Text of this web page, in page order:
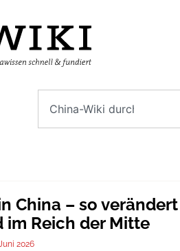
China – so
im Reich der Mitte
2026